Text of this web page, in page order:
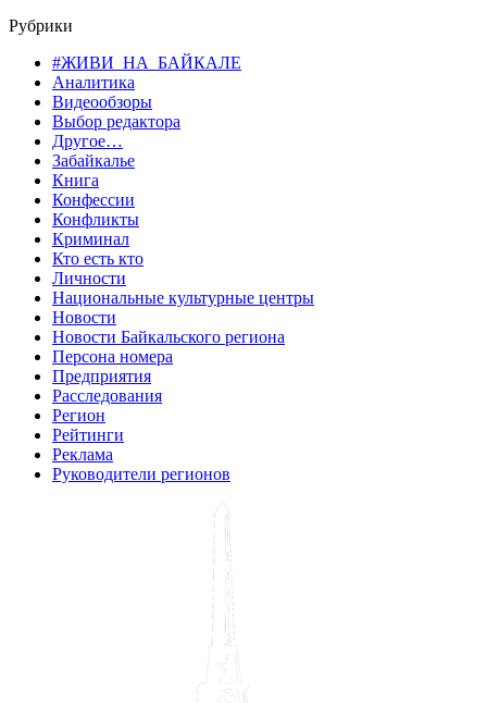
Рубрики
#ЖИВИ_НА_БАЙКАЛЕ
Аналитика
Видеообзоры
Выбор редактора
Другое…
Забайкалье
Книга
Конфессии
Конфликты
Криминал
Кто есть кто
Личности
Национальные культурные центры
Новости
Новости Байкальского региона
Персона номера
Предприятия
Расследования
Регион
Рейтинги
Реклама
Руководители регионов